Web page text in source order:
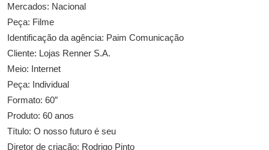
Mercados: Nacional
Peça: Filme
Identificação da agência: Paim Comunicação
Cliente: Lojas Renner S.A.
Meio: Internet
Peça: Individual
Formato: 60″
Produto: 60 anos
Título: O nosso futuro é seu
Diretor de criação: Rodrigo Pinto